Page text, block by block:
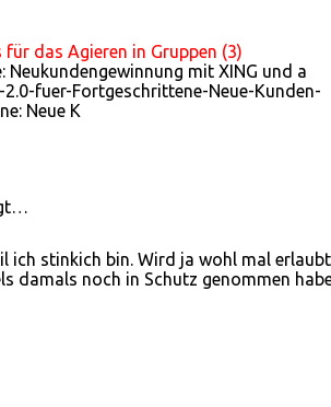
das Agieren in Gruppen (3)
mit XING und a
fuer-Fortgeschrittene-Neue-Kunden-
Neue K
ich stinkich bin. Wird ja wohl mal erlaubt
damals noch in Schutz genommen